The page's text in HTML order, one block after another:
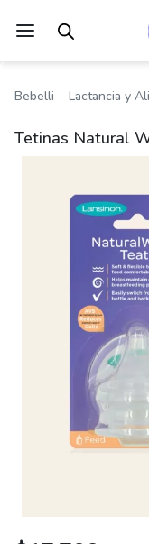
Bebelli Lactancia y
Tetinas Natural